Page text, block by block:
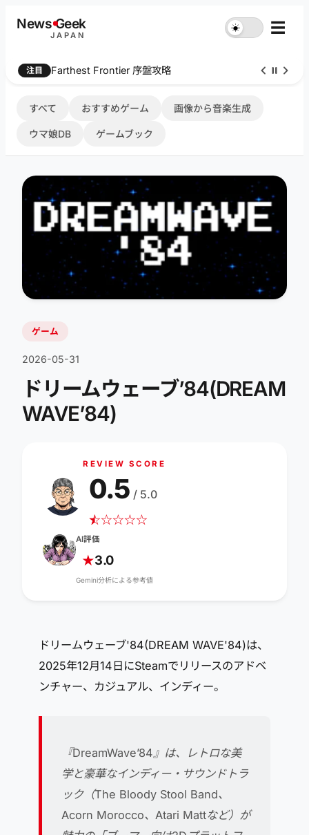
NewsGeek
JAPAN
☀︎ ☰
注目 Farthest Frontier 序盤攻略
すべて おすすめゲーム 画像から音楽生成
ウマ娘DB ゲームブック
ゲーム
2026-05-31
ドリームウェーブ’84(DREAM
WAVE’84)
REVIEW SCORE
☆
★☆☆☆☆
0.5 / 5.0
AI評価
★3.0
Gemini分析による参考値
ドリームウェーブ'84(DREAM WAVE'84)は、
2025年12月14日にSteamでリリースのアドベ
ンチャー、カジュアル、インディー。
『DreamWave’84』は、レトロな美
学と豪華なインディー・サウンドトラ
ック（The Bloody Stool Band、
Acorn Morocco、Atari Mattなど）が